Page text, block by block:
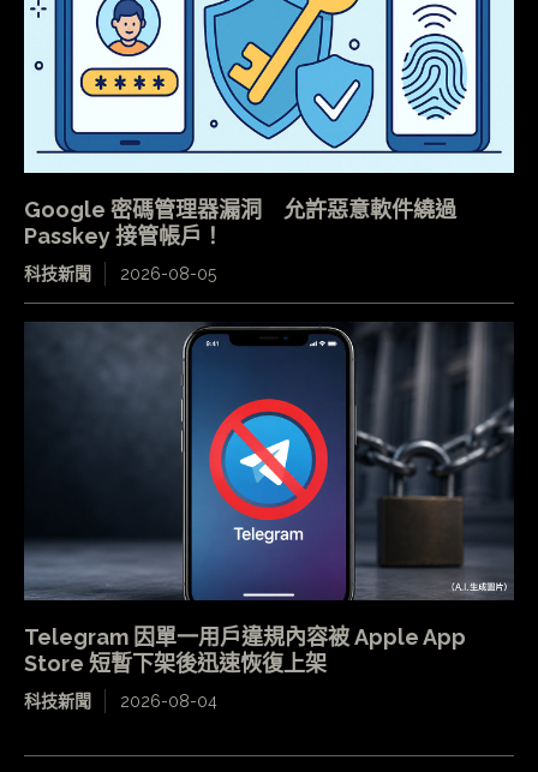
Google 密碼管理器漏洞 允許惡意軟件繞過
Passkey 接管帳戶！
科技新聞 2026-08-05
Telegram 因單一用戶違規內容被 Apple App
Store 短暫下架後迅速恢復上架
科技新聞 2026-08-04